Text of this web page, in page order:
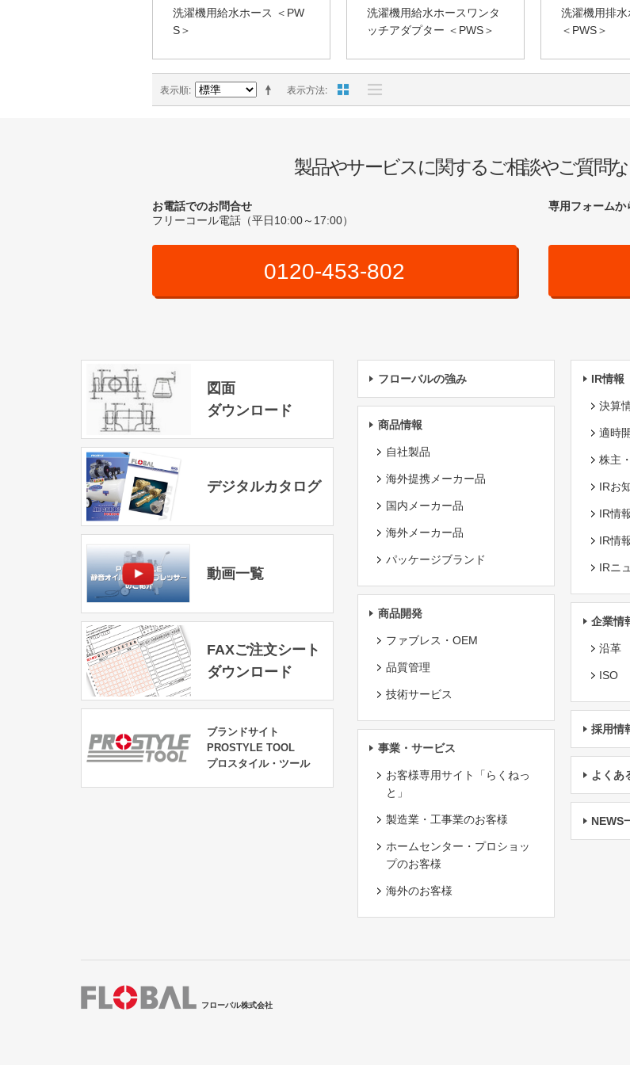
洗濯機用給水ホース ＜PW
S＞
洗濯機用給水ホースワンタ
ッチアダプター ＜PWS＞
洗濯機用排
＜PWS＞
表示方法
表示順
製品やサービスに関するご相談やご質問
お電話でのお問合せ
フリーコール電話（平日10:00～17:00）
0120-453-802
専用フォームか
図面
ダウンロード
デジタルカタログ
動画一覧
FAXご注文シート
ダウンロード
ブランドサイト
PROSTYLE TOOL
プロスタイル・ツール
フローバルの強み
商品情報
自社製品
海外提携メーカー品
国内メーカー品
海外メーカー品
パッケージブランド
商品開発
ファブレス・OEM
品質管理
技術サービス
事業・サービス
お客様専用サイト「らくねっ
と」
製造業・工事業のお客様
ホームセンター・プロショッ
プのお客様
海外のお客様
IR情報
決算
適時
株主
IRお
IR情
IR情
IRニ
企業情
沿革
ISO
採用情
よくあ
NEWS
フローバル株式会社